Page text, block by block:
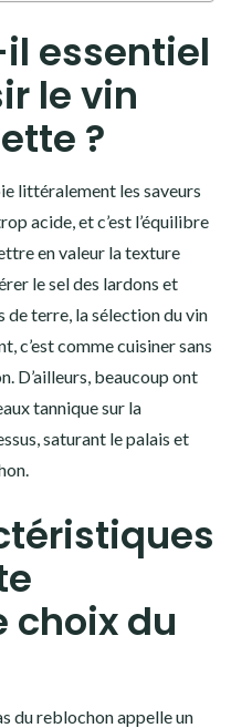
essentiel
le vin
?
littéralement les saveurs
acide, et c’est l’équilibre
en valeur la texture
le sel des lardons et
de terre, la sélection du vin
c’est comme cuisiner sans
D’ailleurs, beaucoup ont
tannique sur la
saturant le palais et
choix du
du reblochon appelle un